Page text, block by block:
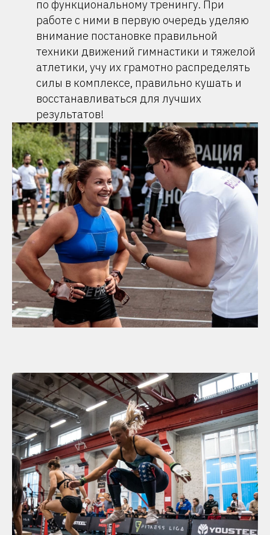
по функциональному тренингу. При
работе с ними в первую очередь уделяю
внимание постановке правильной
техники движений гимнастики и тяжелой
атлетики, учу их грамотно распределять
силы в комплексе, правильно кушать и
восстанавливаться для лучших
результатов!